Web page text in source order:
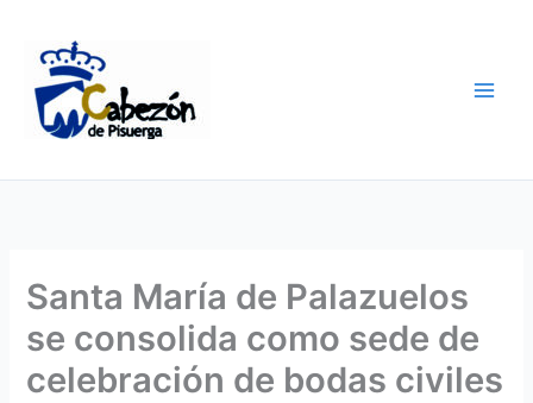
contenido
Santa María de Palazuelos
se consolida como sede de
celebración de bodas civiles